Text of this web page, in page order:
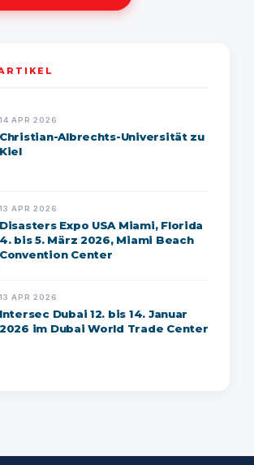
14 APR 2026
Christian-Albrechts-Universität zu
Kiel
13 APR 2026
Disasters Expo USA Miami, Florida
4. bis 5. März 2026, Miami Beach
Convention Center
13 APR 2026
Intersec Dubai 12. bis 14. Januar
2026 im Dubai World Trade Center